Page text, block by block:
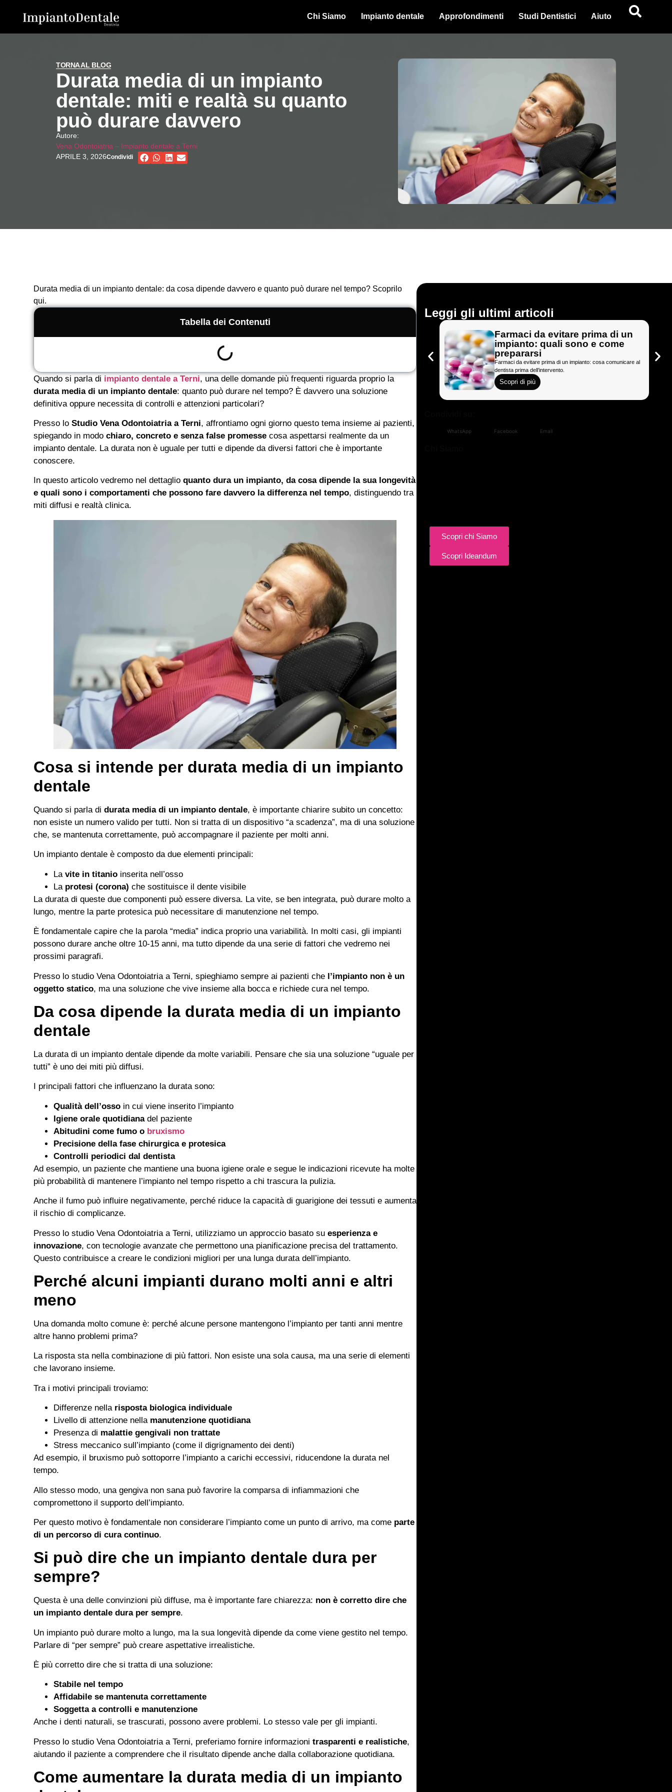
Chi Siamo Impianto dentale Approfondimenti Studi Dentistici Aiuto
TORNA AL BLOG
Durata media di un impianto
dentale: miti e realtà su quanto
può durare davvero
Autore:
Vena Odontoiatria – Impianto dentale a Terni
APRILE 3, 2026Condividi
Durata media di un impianto dentale: da cosa dipende davvero e quanto può durare nel tempo? Scoprilo
qui.
Tabella dei Contenuti
Quando si parla di impianto dentale a Terni, una delle domande più frequenti riguarda proprio la
durata media di un impianto dentale: quanto può durare nel tempo? È davvero una soluzione
definitiva oppure necessita di controlli e attenzioni particolari?
Presso loStudio Vena Odontoiatria a Terni, affrontiamo ogni giorno questo tema insieme ai pazienti,
spiegando in modochiaro, concreto e senza false promesse cosa aspettarsi realmente da un
impianto dentale. La durata non è uguale per tutti e dipende da diversi fattori che è importante
conoscere.
In questo articolo vedremo nel dettaglioquanto dura un impianto, da cosa dipende la sua longevità
e quali sono i comportamenti che possono fare davvero la differenza nel tempo, distinguendo tra
miti diffusi e realtà clinica.
Cosa si intende per durata media di un impianto
dentale
Quando si parla didurata media di un impianto dentale, è importante chiarire subito un concetto:
non esiste un numero valido per tutti. Non si tratta di un dispositivo “a scadenza”, ma di una soluzione
che, se mantenuta correttamente, può accompagnare il paziente per molti anni.
Un impianto dentale è composto da due elementi principali:
Lavite in titanio inserita nell’osso
La protesi (corona) che sostituisce il dente visibile
La durata di queste due componenti può essere diversa. La vite, se ben integrata, può durare molto a
lungo, mentre la parte protesica può necessitare di manutenzione nel tempo.
È fondamentale capire che la parola “media” indica proprio una variabilità. In molti casi, gli impianti
possono durare anche oltre 10-15 anni, ma tutto dipende da una serie di fattori che vedremo nei
prossimi paragrafi.
Presso lo studio Vena Odontoiatria a Terni, spieghiamo sempre ai pazienti che l’impianto non è un
oggetto statico, ma una soluzione che vive insieme alla bocca e richiede cura nel tempo.
Da cosa dipende la durata media di un impianto
dentale
La durata di un impianto dentale dipende da molte variabili. Pensare che sia una soluzione “uguale per
tutti” è uno dei miti più diffusi.
I principali fattori che influenzano la durata sono:
Qualità dell’osso in cui viene inserito l’impianto
Igiene orale quotidianadel paziente
Abitudini come fumo o bruxismo
Precisione della fase chirurgica e protesica
Controlli periodici dal dentista
Ad esempio, un paziente che mantiene una buona igiene orale e segue le indicazioni ricevute ha molte
più probabilità di mantenere l’impianto nel tempo rispetto a chi trascura la pulizia.
Anche il fumo può influire negativamente, perché riduce la capacità di guarigione dei tessuti e aumenta
il rischio di complicanze.
Presso lo studio Vena Odontoiatria a Terni, utilizziamo un approccio basato suesperienza e
innovazione, con tecnologie avanzate che permettono una pianificazione precisa del trattamento.
Questo contribuisce a creare le condizioni migliori per una lunga durata dell’impianto.
Perché alcuni impianti durano molti anni e altri
meno
Una domanda molto comune è: perché alcune persone mantengono l’impianto per tanti anni mentre
altre hanno problemi prima?
La risposta sta nella combinazione di più fattori. Non esiste una sola causa, ma una serie di elementi
che lavorano insieme.
Tra i motivi principali troviamo:
Differenze nella risposta biologica individuale
Livello di attenzione nella manutenzione quotidiana
Presenza di malattie gengivali non trattate
Stress meccanico sull’impianto (come il digrignamento dei denti)
Ad esempio, il bruxismo può sottoporre l’impianto a carichi eccessivi, riducendone la durata nel
tempo.
Allo stesso modo, una gengiva non sana può favorire la comparsa di infiammazioni che
compromettono il supporto dell’impianto.
Per questo motivo è fondamentale non considerare l’impianto come un punto di arrivo, ma come parte
di un percorso di cura continuo.
Si può dire che un impianto dentale dura per
sempre?
Questa è una delle convinzioni più diffuse, ma è importante fare chiarezza: non è corretto dire che
un impianto dentale dura per sempre.
Un impianto può durare molto a lungo, ma la sua longevità dipende da come viene gestito nel tempo.
Parlare di “per sempre” può creare aspettative irrealistiche.
È più corretto dire che si tratta di una soluzione:
Stabile nel tempo
Affidabile se mantenuta correttamente
Soggetta a controlli e manutenzione
Anche i denti naturali, se trascurati, possono avere problemi. Lo stesso vale per gli impianti.
Presso lo studio Vena Odontoiatria a Terni, preferiamo fornire informazionitrasparenti e realistiche,
aiutando il paziente a comprendere che il risultato dipende anche dalla collaborazione quotidiana.
Come aumentare la durata media di un impianto
Leggi gli ultimi articoli
Farmaci da evitare prima di un
impianto: quali sono e come
prepararsi
Farmaci da evitare prima di un impianto: cosa comunicare al
dentista prima dell’intervento.
Scopri di più
WhatsApp Facebook Email
Scopri chi Siamo
Scopri Ideandum